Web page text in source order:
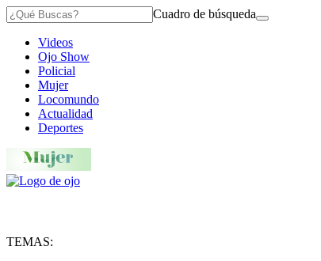
Cuadro de búsqueda
Videos
Ojo Show
Policial
Mujer
Locomundo
Actualidad
Deportes
TEMAS: